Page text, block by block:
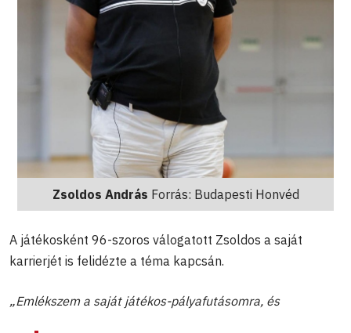
Zsoldos András Forrás: Budapesti Honvéd
A játékosként 96-szoros válogatott Zsoldos a saját
karrierjét is felidézte a téma kapcsán.
„Emlékszem a saját játékos-pályafutásomra, és